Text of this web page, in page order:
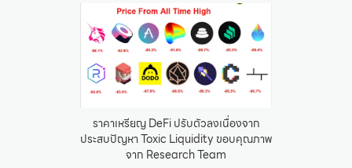
ราคาเหรียญ DeFi ปรับตัวลงเนื่องจาก
ประสบปัญหา Toxic Liquidity ขอบคุณภาพ
จาก Research Team